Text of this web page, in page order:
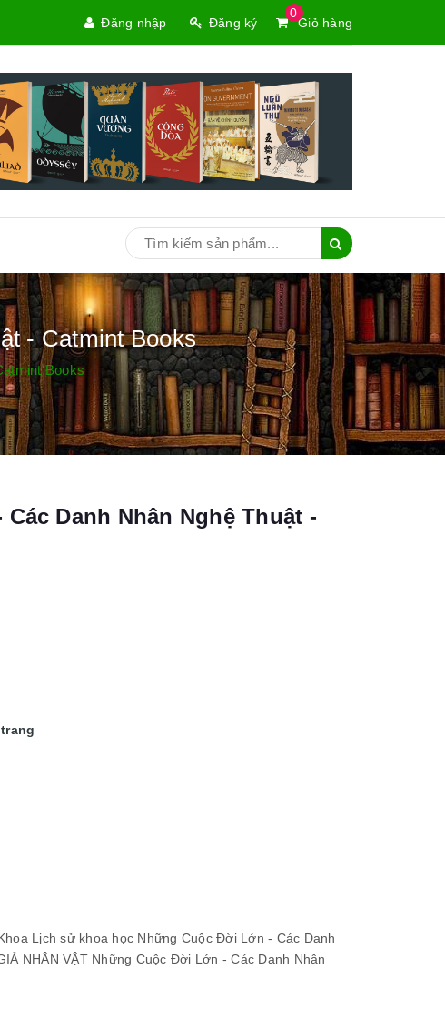
0
Giỏ hàng
Đăng nhập Đăng ký
- Catmint Books
Books
Danh Nhân Nghệ Thuật -
Lịch sử khoa học Những Cuộc Đời Lớn - Các Danh
NHÂN VẬT Những Cuộc Đời Lớn - Các Danh Nhân